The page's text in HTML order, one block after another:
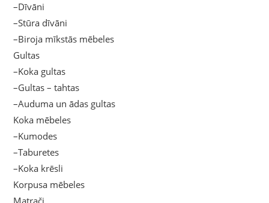
–Dīvāni
–Stūra dīvāni
–Biroja mīkstās mēbeles
Gultas
–Koka gultas
–Gultas – tahtas
–Auduma un ādas gultas
Koka mēbeles
–Kumodes
–Taburetes
–Koka krēsli
Korpusa mēbeles